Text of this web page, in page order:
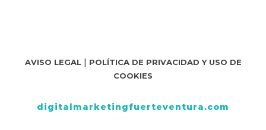
AVISO LEGAL| POLÍTICA DE PRIVACIDAD Y USO DE
COOKIES
digitalmarketingfuerteventura.com